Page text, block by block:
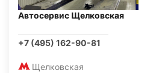
Автосервис Щелковская
+7 (495) 162-90-81
Щелковская